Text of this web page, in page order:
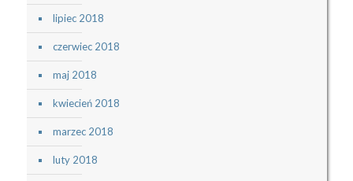
lipiec 2018
czerwiec 2018
maj 2018
kwiecień 2018
marzec 2018
luty 2018